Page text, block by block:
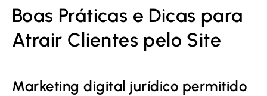
Boas Práticas e Dicas para
Atrair Clientes pelo Site
Marketing digital jurídico permitido